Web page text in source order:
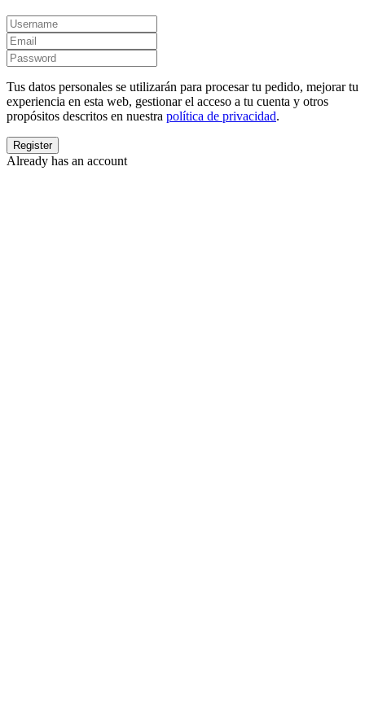
Tus datos personales se utilizarán para procesar tu pedido, mejorar tu
experiencia en esta web, gestionar el acceso a tu cuenta y otros
propósitos descritos en nuestra política de privacidad.
Already has an account